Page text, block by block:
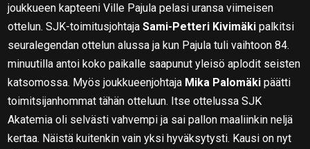
joukkueen kapteeni Ville Pajula pelasi uransa viimeisen
ottelun. SJK-toimitusjohtajaSami-Petteri Kivimäki palkitsi
seuralegendan ottelun alussa ja kun Pajula tuli vaihtoon 84.
minuutilla antoi koko paikalle saapunut yleisö aplodit seisten
katsomossa. Myös joukkueenjohtaja Mika Palomäkipäätti
toimitsijanhommat tähän otteluun. Itse ottelussa SJK
Akatemia oli selvästi vahvempi ja sai pallon maaliinkin neljä
kertaa. Näistä kuitenkin vain yksi hyväksytysti. Kausi on nyt